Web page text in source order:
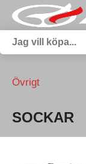
Övrigt
SOCKAR